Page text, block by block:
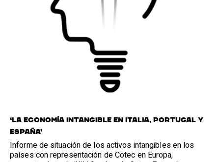
‘LA ECONOMÍA INTANGIBLE EN ITALIA, PORTUGAL Y
ESPAÑA’
Informe de situación de los activos intangibles en los
países con representación de Cotec en Europa,